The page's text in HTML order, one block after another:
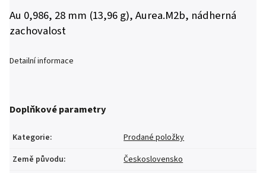
Au 0,986, 28 mm (13,96 g), Aurea.M2b, nádherná
zachovalost
Detailní informace
Doplňkové parametry
Kategorie:
Prodané položky
Země původu:
Československo